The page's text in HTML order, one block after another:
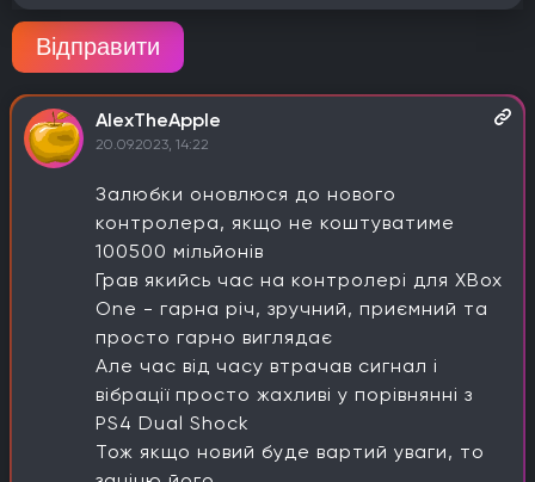
Відправити
AlexTheApple
20.09.2023, 14:22
Залюбки оновлюся до нового
контролера, якщо не коштуватиме
100500 мільйонів
Грав якийсь час на контролері для XBox
One - гарна річ, зручний, приємний та
просто гарно виглядає
Але час від часу втрачав сигнал і
вібрації просто жахливі у порівнянні з
PS4 Dual Shock
Тож якщо новий буде вартий уваги, то